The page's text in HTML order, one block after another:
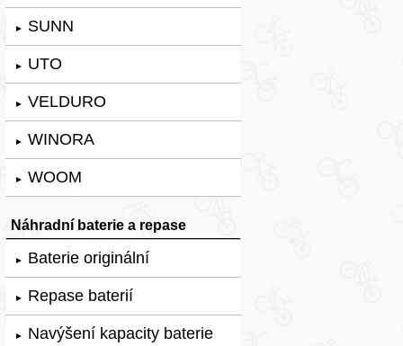
► SUNN
► UTO
► VELDURO
► WINORA
► WOOM
Náhradní baterie a repase
► Baterie originální
► Repase baterií
► Navýšení kapacity baterie